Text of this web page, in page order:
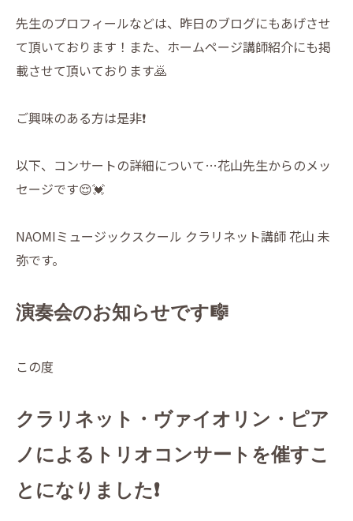
先生のプロフィールなどは、昨日のブログにもあげさせ
て頂いております！また、ホームページ講師紹介にも掲
載させて頂いております🙇
ご興味のある方は是非❗️
以下、コンサートの詳細について…花山先生からのメッ
セージです😌💓
NAOMIミュージックスクール クラリネット講師 花山 未
弥です。
演奏会のお知らせです🎼
この度
クラリネット・ヴァイオリン・ピア
ノによるトリオコンサートを催すこ
とになりました❗️